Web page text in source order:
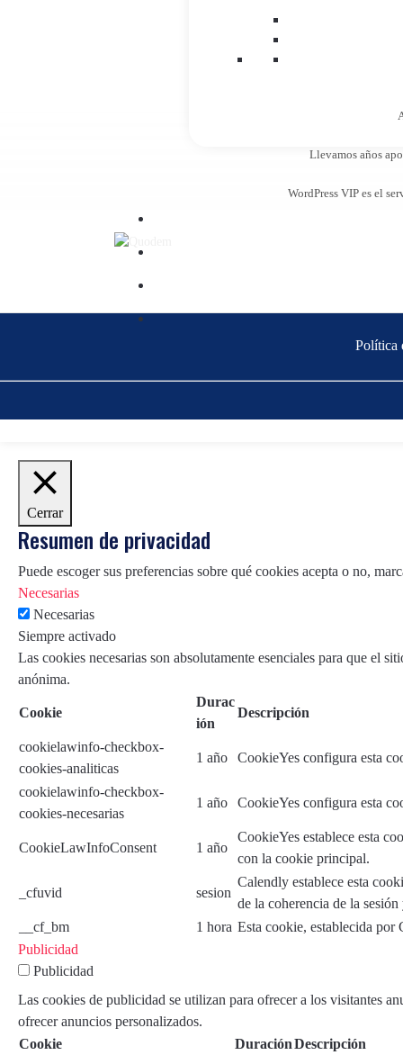
Llevamos años
WordPress VIP es el
Política
Cerrar
Resumen de privacidad
Puede escoger sus preferencias sobre qué cookies acepta o no,
Necesarias
Necesarias
Siempre activado
Las cookies necesarias son absolutamente esenciales para que el
anónima.
Cookie
Durac
ión
Descripción
cookielawinfo-checkbox-
cookies-analiticas
1 año CookieYes configura esta
cookielawinfo-checkbox-
cookies-necesarias
1 año CookieYes configura esta
CookieLawInfoConsent 1 año
CookieYes establece esta
con la cookie principal.
_cfuvid sesion
Calendly establece esta
de la coherencia de la
__cf_bm
1 hora Esta cookie, establecida
Publicidad
Publicidad
Las cookies de publicidad se utilizan para ofrecer a los visitantes
ofrecer anuncios personalizados.
Cookie
DuraciónDescripción